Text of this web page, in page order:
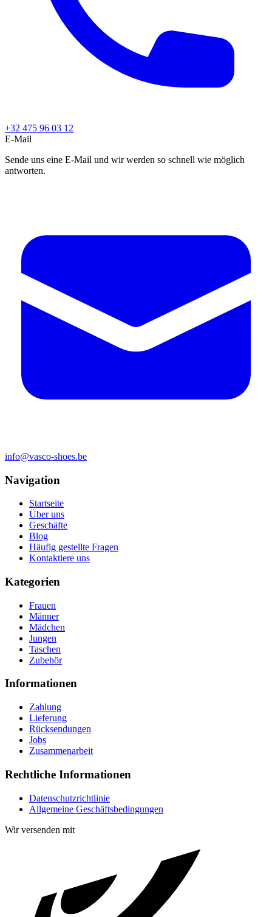
+32 475 96 03 12
E-Mail
Sende uns eine E-Mail und wir werden so schnell wie möglich
antworten.
info@vasco-shoes.be
Navigation
Startseite
Über uns
Geschäfte
Blog
Häufig gestellte Fragen
Kontaktiere uns
Kategorien
Frauen
Männer
Mädchen
Jungen
Taschen
Zubehör
Informationen
Zahlung
Lieferung
Rücksendungen
Jobs
Zusammenarbeit
Rechtliche Informationen
Datenschutzrichtlinie
Allgemeine Geschäftsbedingungen
Wir versenden mit